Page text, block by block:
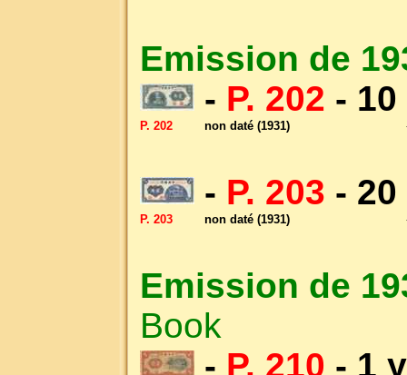
Emission de
- P. 202 -
P. 202 non daté (1931)
- P. 203 -
P. 203 non daté (1931)
Emission de
Book
- P. 210 - 1